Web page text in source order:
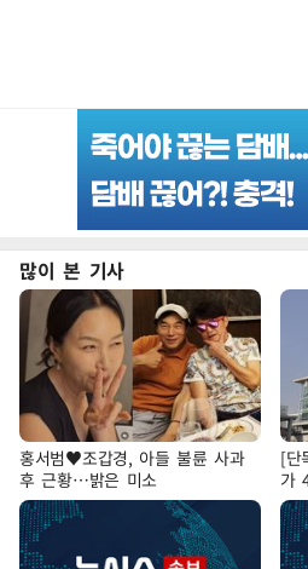
많이 본 기사
홍서범♥조갑경, 아들 불륜 사과
후 근황…밝은 미소
[단
가